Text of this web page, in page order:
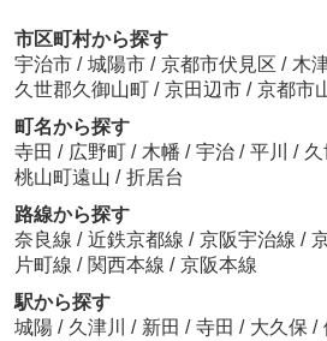
市区町村から探す
宇治市 / 城陽市 / 京都市伏見区 / 木
久世郡久御山町 / 京田辺市 / 京都市
町名から探す
寺田 / 広野町 / 木幡 / 宇治 / 平川 /
桃山町遠山 / 折居台
路線から探す
奈良線 / 近鉄京都線 / 京阪宇治線 /
片町線 / 関西本線 / 京阪本線
駅から探す
城陽 / 久津川 / 新田 / 寺田 / 大久保 /